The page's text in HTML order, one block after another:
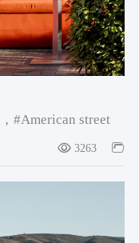
，#American street
3263